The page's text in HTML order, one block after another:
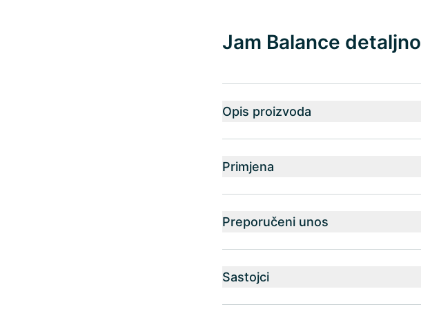
Jam Balance detaljno
Opis proizvoda
Primjena
Preporučeni unos
Sastojci